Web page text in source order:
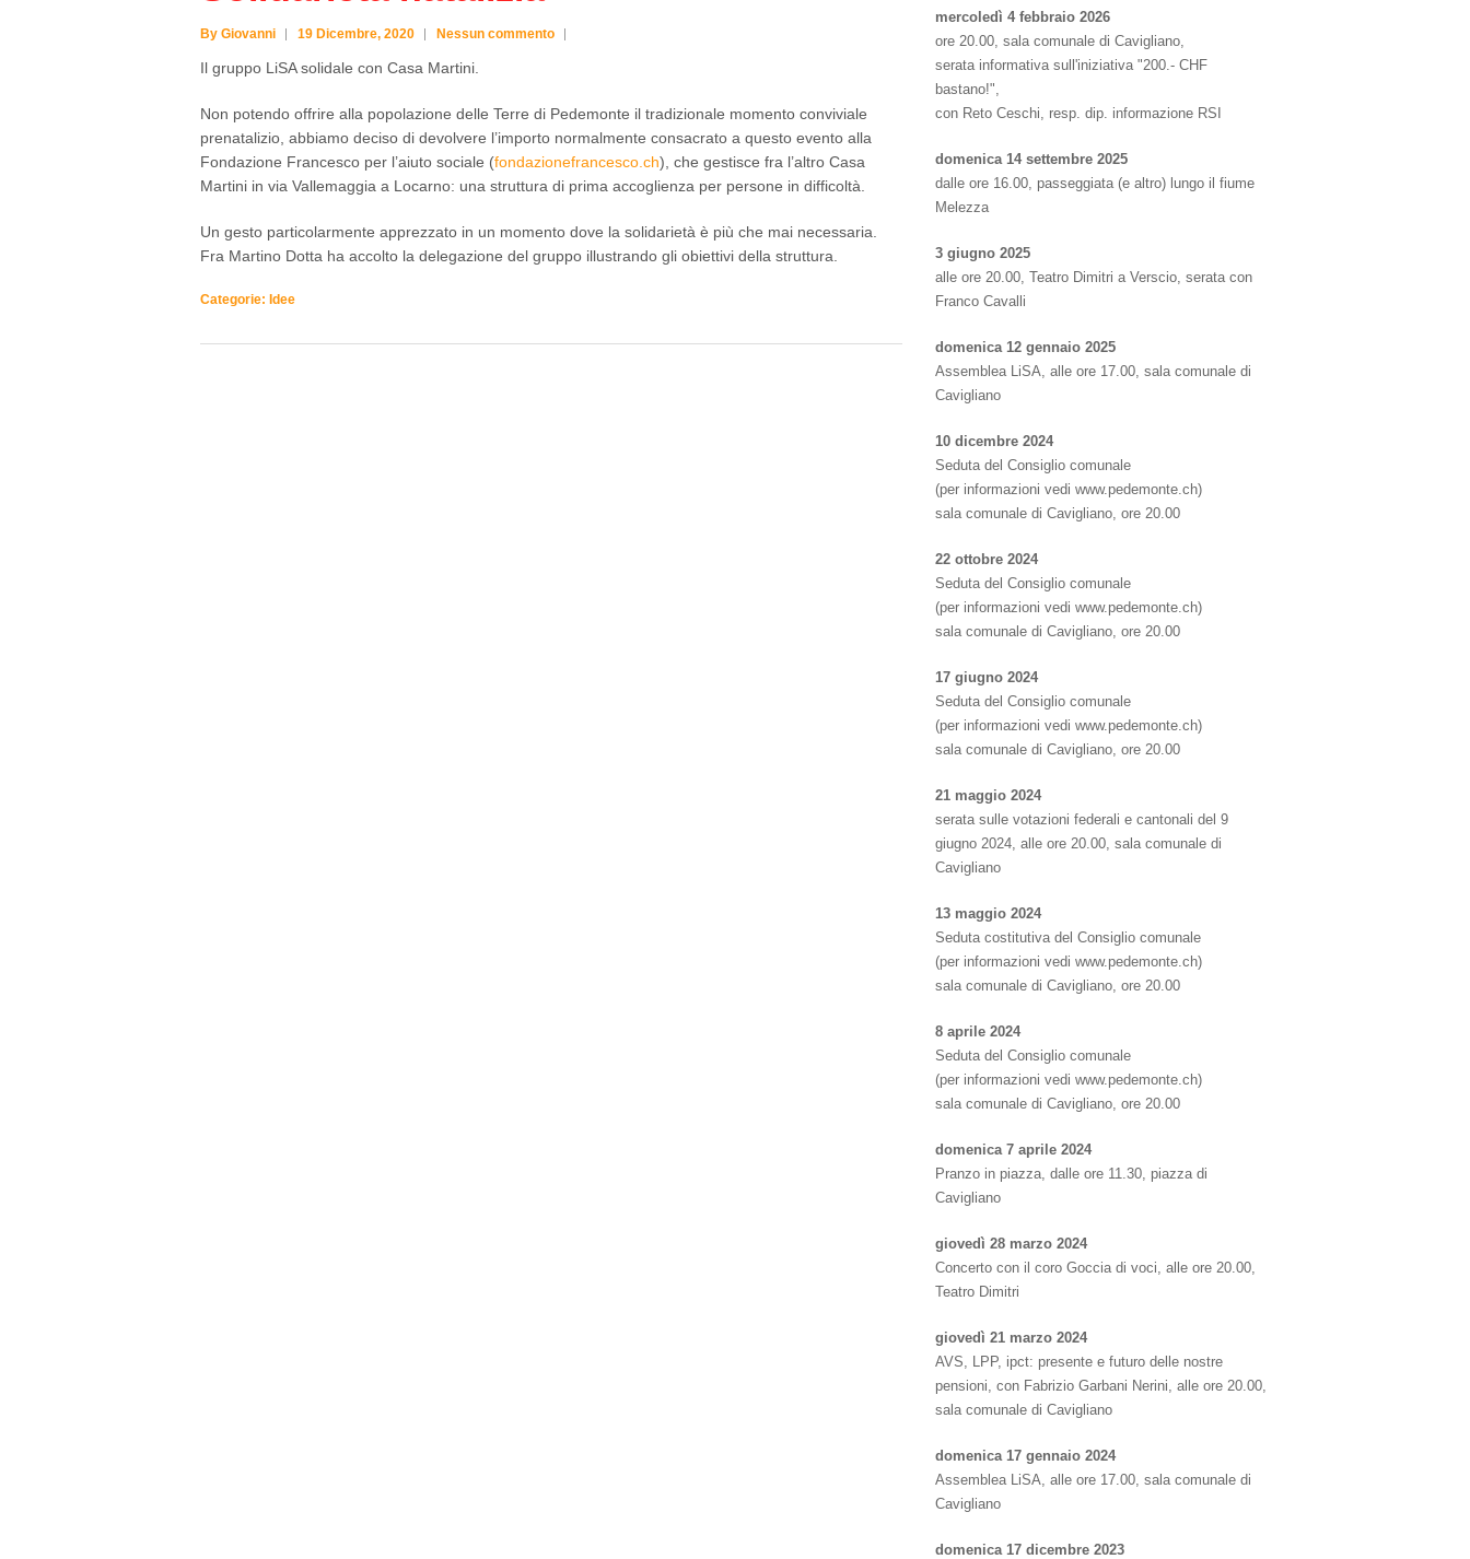
By Giovanni 19 Dicembre, 2020 Nessun commento
Il gruppo LiSA solidale con Casa Martini.
Non potendo offrire alla popolazione delle Terre di Pedemonte il tradizionale momento conviviale
prenatalizio, abbiamo deciso di devolvere l’importo normalmente consacrato a questo evento alla
Fondazione Francesco per l’aiuto sociale (fondazionefrancesco.ch), che gestisce fra l’altro Casa
Martini in via Vallemaggia a Locarno: una struttura di prima accoglienza per persone in difficoltà.
Un gesto particolarmente apprezzato in un momento dove la solidarietà è più che mai necessaria.
Fra Martino Dotta ha accolto la delegazione del gruppo illustrando gli obiettivi della struttura.
Categorie: Idee
mercoledì 4 febbraio 2026
ore 20.00, sala comunale di Cavigliano,
serata informativa sull'iniziativa "200.- CHF
bastano!",
con Reto Ceschi, resp. dip. informazione RSI
domenica 14 settembre 2025
dalle ore 16.00, passeggiata (e altro) lungo il fiume
Melezza
3 giugno 2025
alle ore 20.00, Teatro Dimitri a Verscio, serata con
Franco Cavalli
domenica 12 gennaio 2025
Assemblea LiSA, alle ore 17.00, sala comunale di
Cavigliano
10 dicembre 2024
Seduta del Consiglio comunale
(per informazioni vedi www.pedemonte.ch)
sala comunale di Cavigliano, ore 20.00
22 ottobre 2024
Seduta del Consiglio comunale
(per informazioni vedi www.pedemonte.ch)
sala comunale di Cavigliano, ore 20.00
17 giugno 2024
Seduta del Consiglio comunale
(per informazioni vedi www.pedemonte.ch)
sala comunale di Cavigliano, ore 20.00
21 maggio 2024
serata sulle votazioni federali e cantonali del 9
giugno 2024, alle ore 20.00, sala comunale di
Cavigliano
13 maggio 2024
Seduta costitutiva del Consiglio comunale
(per informazioni vedi www.pedemonte.ch)
sala comunale di Cavigliano, ore 20.00
8 aprile 2024
Seduta del Consiglio comunale
(per informazioni vedi www.pedemonte.ch)
sala comunale di Cavigliano, ore 20.00
domenica 7 aprile 2024
Pranzo in piazza, dalle ore 11.30, piazza di
Cavigliano
giovedì 28 marzo 2024
Concerto con il coro Goccia di voci, alle ore 20.00,
Teatro Dimitri
giovedì 21 marzo 2024
AVS, LPP, ipct: presente e futuro delle nostre
pensioni, con Fabrizio Garbani Nerini, alle ore 20.00,
sala comunale di Cavigliano
domenica 17 gennaio 2024
Assemblea LiSA, alle ore 17.00, sala comunale di
Cavigliano
domenica 17 dicembre 2023